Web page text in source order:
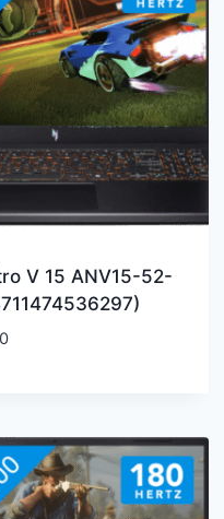
V 15 ANV15-52-